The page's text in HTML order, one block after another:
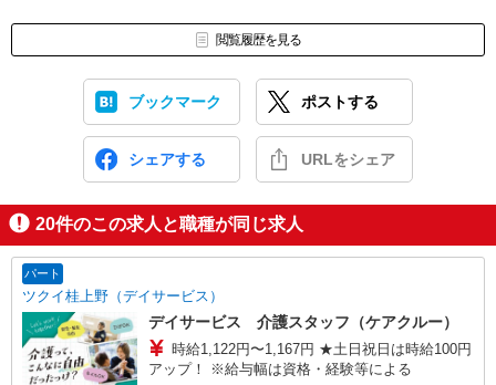
閲覧履歴を見る
ブックマーク ポストする
シェアする URLをシェア
20件のこの求人と職種が同じ求人
パート
ツクイ桂上野（デイサービス）
デイサービス 介護スタッフ（ケアクルー）
時給1,122円〜1,167円 ★土日祝日は時給100円
アップ！ ※給与幅は資格・経験等による